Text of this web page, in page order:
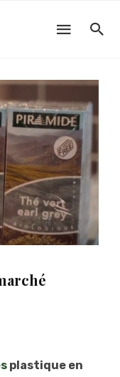
plastique en